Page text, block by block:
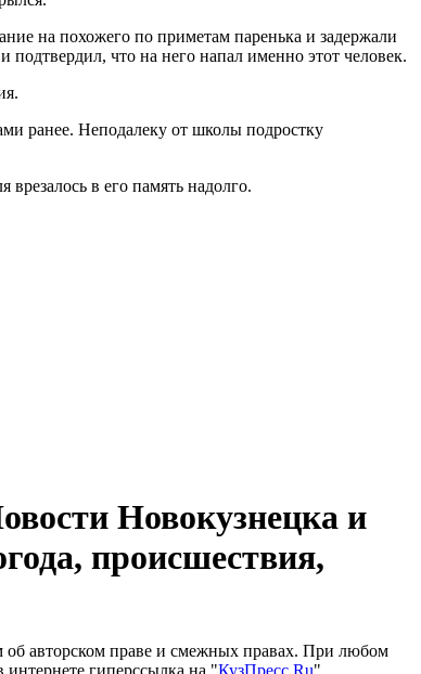
на похожего по приметам паренька и задержали
что на него напал именно этот человек.
ранее. Неподалеку от школы подростку
врезалось в его память надолго.
Новокузнецка и
происшествия,
об авторском праве и смежных правах. При любом
интернете гиперссылка на "КузПресс.Ru"